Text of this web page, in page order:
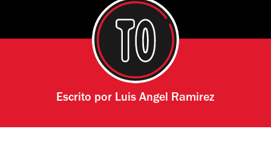
Escrito por Luis Angel Ramirez